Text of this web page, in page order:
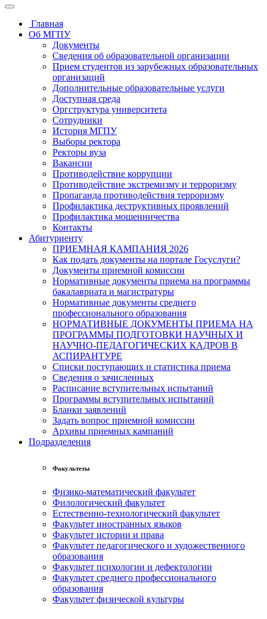
Главная
Об МГПУ
Документы
Сведения об образовательной организации
Прием студентов из зарубежных образовательных
организаций
Дополнительные образовательные услуги
Доступная среда
Оргструктура университета
Сотрудники
История МГПУ
Выборы ректора
Ректоры вуза
Вакансии
Противодействие коррупции
Противодействие экстремизму и терроризму
Пропаганда противодействия терроризму
Профилактика деструктивных проявлений
Профилактика мошенничества
Контакты
Абитуриенту
ПРИЕМНАЯ КАМПАНИЯ 2026
Как подать документы на портале Госуслуги?
Документы приемной комиссии
Нормативные документы приема на программы
бакалавриата и магистратуры
Нормативные документы среднего
профессионального образования
НОРМАТИВНЫЕ ДОКУМЕНТЫ ПРИЕМА НА
ПРОГРАММЫ ПОДГОТОВКИ НАУЧНЫХ И
НАУЧНО-ПЕДАГОГИЧЕСКИХ КАДРОВ В
АСПИРАНТУРЕ
Списки поступающих и статистика приема
Сведения о зачисленных
Расписание вступительных испытаний
Программы вступительных испытаний
Бланки заявлений
Задать вопрос приемной комиссии
Архивы приемных кампаний
Подразделения
Факультеты
Физико-математический факультет
Филологический факультет
Естественно-технологический факультет
Факультет иностранных языков
Факультет истории и права
Факультет педагогического и художественного
образования
Факультет психологии и дефектологии
Факультет среднего профессионального
образования
Факультет физической культуры